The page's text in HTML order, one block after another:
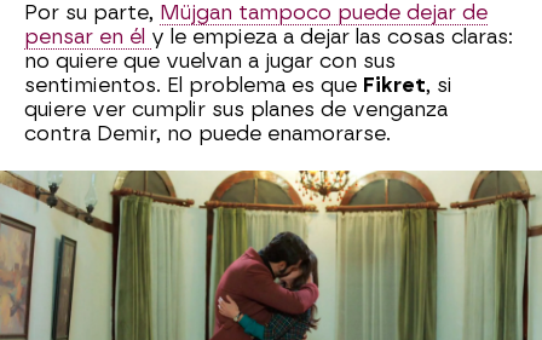
Por su parte, Müjgan tampoco puede dejar de
pensar en él y le empieza a dejar las cosas claras:
no quiere que vuelvan a jugar con sus
sentimientos. El problema es que Fikret, si
quiere ver cumplir sus planes de venganza
contra Demir, no puede enamorarse.
Ümitcada vez está más integrada en el hospital
de Adana y también más cerca de Demir. Tanto
es así que la joven consigue que Demir caiga en
su trampa y se acueste con ella. Desde ese
momento la joven doctora no podrá sacarle de
su cabeza...
¿se ha enamorado?